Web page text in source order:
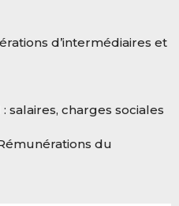
d’intermédiaires et
salaires, charges sociales
du